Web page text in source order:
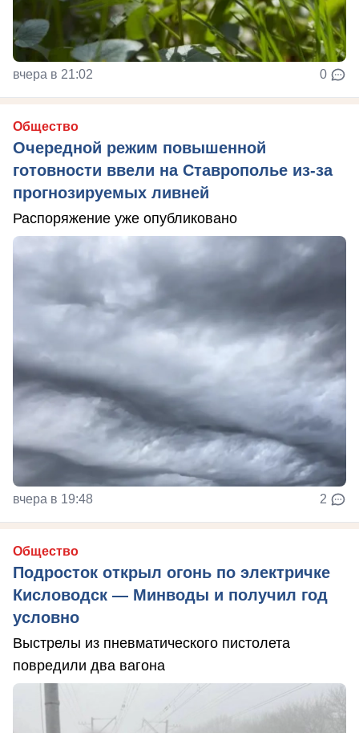
вчера в 21:02 0
Общество
Очередной режим повышенной
готовности ввели на Ставрополье из-за
прогнозируемых ливней
Распоряжение уже опубликовано
вчера в 19:48 2
Общество
Подросток открыл огонь по электричке
Кисловодск — Минводы и получил год
условно
Выстрелы из пневматического пистолета
повредили два вагона